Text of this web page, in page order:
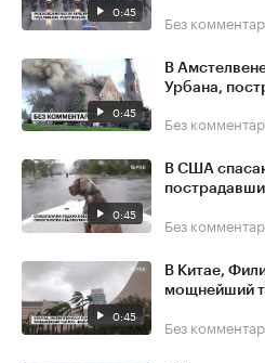
0:45 Без
0:45
В
Урбана,
Без
0:45
В США
Без
0:45
В Китае,
мощнейший
Без